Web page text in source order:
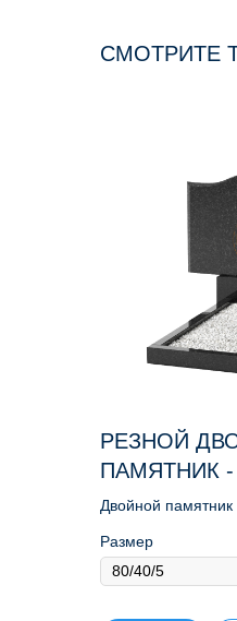
СМОТРИТЕ
РЕЗНОЙ
ПАМЯТНИК -
Двойной памятник
Размер